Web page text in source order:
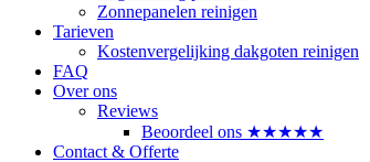
Zonnepanelen reinigen
Tarieven
Kostenvergelijking dakgoten reinigen
FAQ
Over ons
Reviews
Beoordeel ons ★★★★★
Contact & Offerte